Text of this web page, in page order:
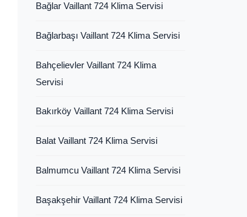
Bağlar Vaillant 724 Klima Servisi
Bağlarbaşı Vaillant 724 Klima Servisi
Bahçelievler Vaillant 724 Klima
Servisi
Bakırköy Vaillant 724 Klima Servisi
Balat Vaillant 724 Klima Servisi
Balmumcu Vaillant 724 Klima Servisi
Başakşehir Vaillant 724 Klima Servisi